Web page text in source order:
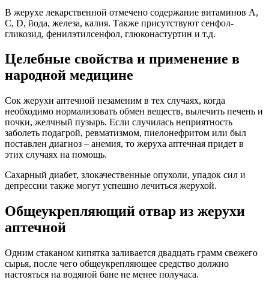
В жерухе лекарственной отмечено содержание витаминов А,
С, D, йода, железа, калия. Также присутствуют сенфол-
гликозид, фенилэтилсенфол, глюконастуртин и т.д.
Целебные свойства и применение в
народной медицине
Сок жерухи аптечной незаменим в тех случаях, когда
необходимо нормализовать обмен веществ, вылечить печень и
почки, желчный пузырь. Если случилась неприятность
заболеть подагрой, ревматизмом, пиелонефритом или был
поставлен диагноз – анемия, то жеруха аптечная придет в
этих случаях на помощь.
Сахарный диабет, злокачественные опухоли, упадок сил и
депрессии также могут успешно лечиться жерухой.
Общеукрепляющий отвар из жерухи
аптечной
Одним стаканом кипятка заливается двадцать грамм свежего
сырья, после чего общеукрепляющее средство должно
настояться на водяной бане не менее получаса.